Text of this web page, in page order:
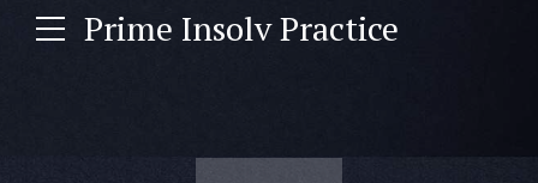
Prime Insolv Practice